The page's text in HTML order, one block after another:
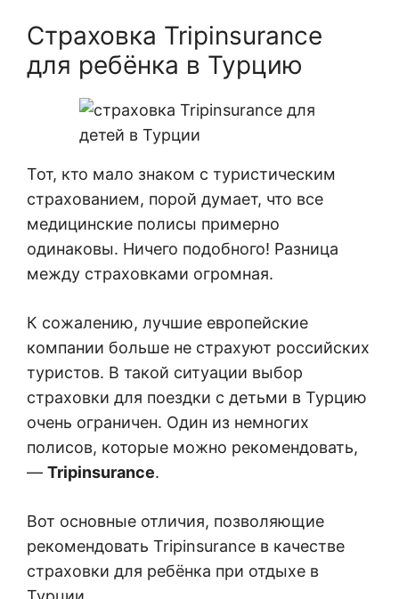
Страховка Tripinsurance
для ребёнка в Турцию
Тот, кто мало знаком с туристическим
страхованием, порой думает, что все
медицинские полисы примерно
одинаковы. Ничего подобного! Разница
между страховками огромная.
К сожалению, лучшие европейские
компании больше не страхуют российских
туристов. В такой ситуации выбор
страховки для поездки с детьми в Турцию
очень ограничен. Один из немногих
полисов, которые можно рекомендовать,
— Tripinsurance.
Вот основные отличия, позволяющие
рекомендовать Tripinsurance в качестве
страховки для ребёнка при отдыхе в